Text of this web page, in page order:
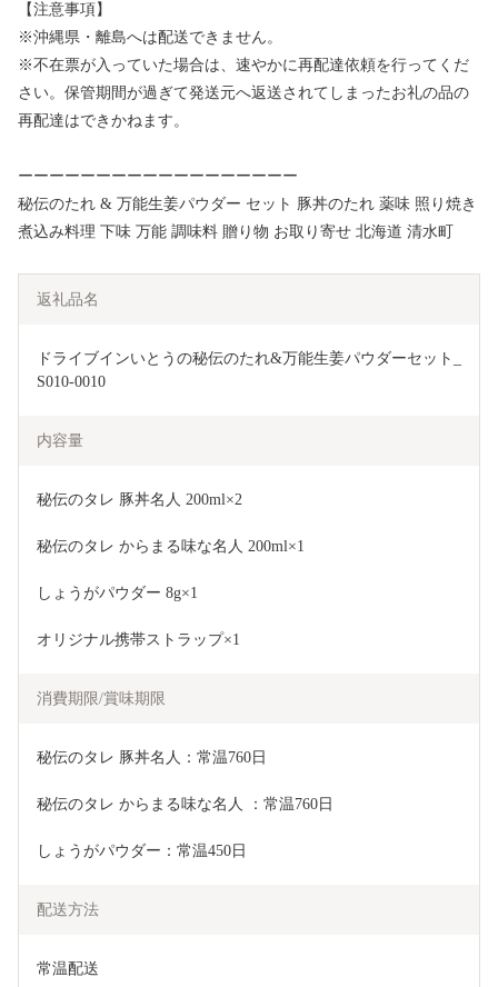
【注意事項】
※沖縄県・離島へは配送できません。
※不在票が入っていた場合は、速やかに再配達依頼を行ってくだ
さい。保管期間が過ぎて発送元へ返送されてしまったお礼の品の
再配達はできかねます。
ーーーーーーーーーーーーーーーーーー
秘伝のたれ & 万能生姜パウダー セット 豚丼のたれ 薬味 照り焼き
煮込み料理 下味 万能 調味料 贈り物 お取り寄せ 北海道 清水町
返礼品名
ドライブインいとうの秘伝のたれ&万能生姜パウダーセット_
S010-0010
内容量
秘伝のタレ 豚丼名人 200ml×2
秘伝のタレ からまる味な名人 200ml×1
しょうがパウダー 8g×1
オリジナル携帯ストラップ×1
消費期限/賞味期限
秘伝のタレ 豚丼名人：常温760日
秘伝のタレ からまる味な名人 ：常温760日
しょうがパウダー：常温450日
配送方法
常温配送